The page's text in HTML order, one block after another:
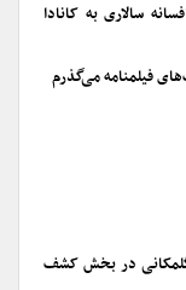
سالاری به کانادا
فیلمنامه می‌گذرم
گلمکانی در بخش کشف